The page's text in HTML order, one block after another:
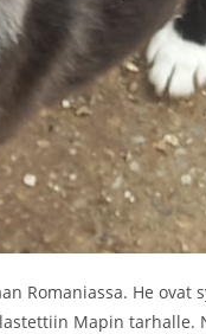
Romaniassa. He ovat
Mapin tarhalle.